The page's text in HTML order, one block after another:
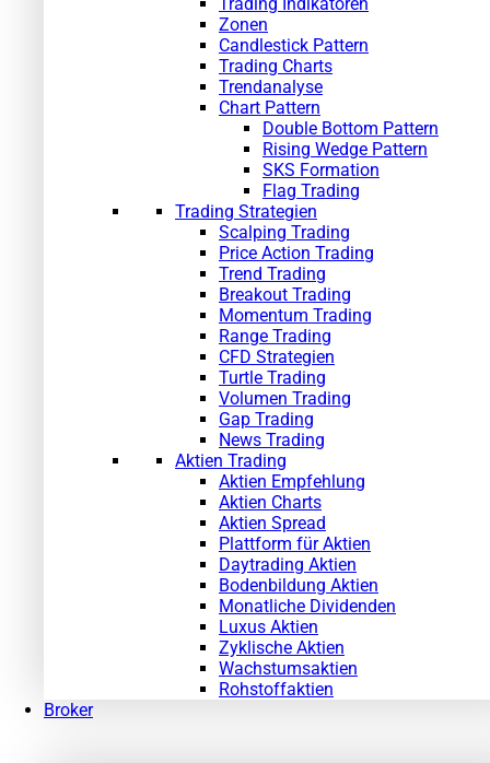
Zonen
Candlestick Pattern
Trading Charts
Trendanalyse
Chart Pattern
Double Bottom Pattern
Rising Wedge Pattern
SKS Formation
Flag Trading
Trading Strategien
Scalping Trading
Price Action Trading
Trend Trading
Breakout Trading
Momentum Trading
Range Trading
CFD Strategien
Turtle Trading
Volumen Trading
Gap Trading
News Trading
Aktien Trading
Aktien Empfehlung
Aktien Charts
Aktien Spread
Plattform für Aktien
Daytrading Aktien
Bodenbildung Aktien
Monatliche Dividenden
Luxus Aktien
Zyklische Aktien
Wachstumsaktien
Rohstoffaktien
Broker